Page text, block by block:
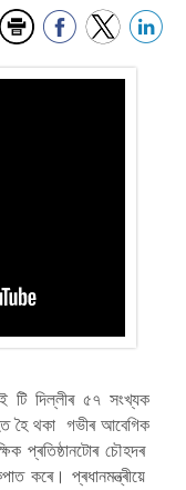
টি দিল্লীৰ ৫৭ সংখ্যক
হৈ থকা গভীৰ আবেগিক
প্ৰতিষ্ঠানটোৰ চৌহদৰ
কৰে। প্ৰধানমন্ত্ৰীয়ে